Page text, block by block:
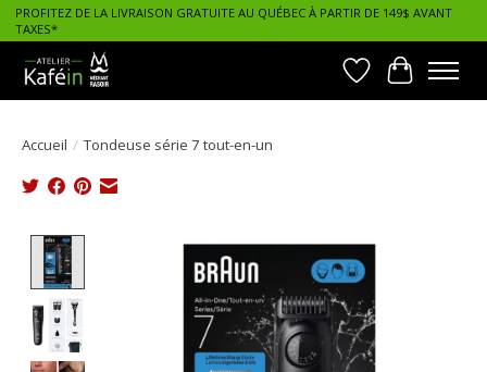
PROFITEZ DE LA LIVRAISON GRATUITE AU QUÉBEC À PARTIR DE 149$ AVANT
TAXES*
Liste dePanier
Accueil / Tondeuse série 7 tout-en-un
Product image slideshow Items